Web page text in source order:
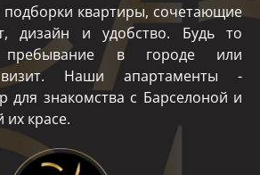
квартиры, сочетающие
дизайн и удобство. Будь то
пребывание в городе или
визит. Наши апартаменты -
для знакомства с Барселоной и
их красе.